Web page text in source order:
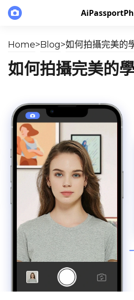
Home>Blog>如何拍攝完美的
如何拍攝完美的